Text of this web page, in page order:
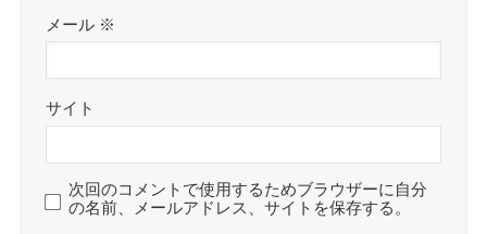
メール ※
サイト
次回のコメントで使用するためブラウザーに自分
の名前、メールアドレス、サイトを保存する。